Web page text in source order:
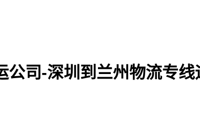
公司-深圳到兰州物流专线